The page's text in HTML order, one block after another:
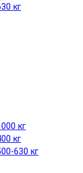
кг
кг
кг
630 кг